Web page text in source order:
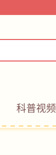
科普视频